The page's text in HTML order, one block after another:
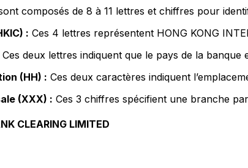
composés de 8 à 11 lettres et chiffres pour
: Ces 4 lettres représentent HONG KONG
Ces deux lettres indiquent que le pays de la banque
(HH) : Ces deux caractères indiquent
(XXX) : Ces 3 chiffres spécifient une branche
CLEARING LIMITED